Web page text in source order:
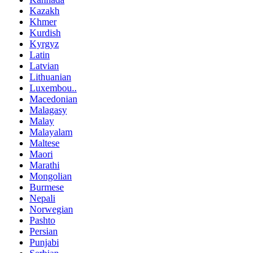
Kazakh
Khmer
Kurdish
Kyrgyz
Latin
Latvian
Lithuanian
Luxembou..
Macedonian
Malagasy
Malay
Malayalam
Maltese
Maori
Marathi
Mongolian
Burmese
Nepali
Norwegian
Pashto
Persian
Punjabi